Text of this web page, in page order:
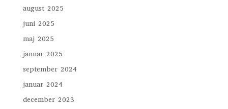
august 2025
juni 2025
maj 2025
januar 2025
september 2024
januar 2024
december 2023